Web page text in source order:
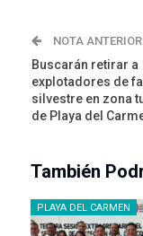
NOTA ANTERIOR
Buscarán retirar a
explotadores de
silvestre en zona
de Playa del
También
PLAYA DEL CARMEN